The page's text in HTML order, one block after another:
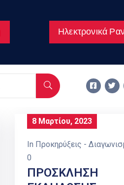
Ηλεκτρονικά
8 Μαρτίου, 2023
In Προκηρύξεις -
0
ΠΡΟΣΚΛΗΣΗ